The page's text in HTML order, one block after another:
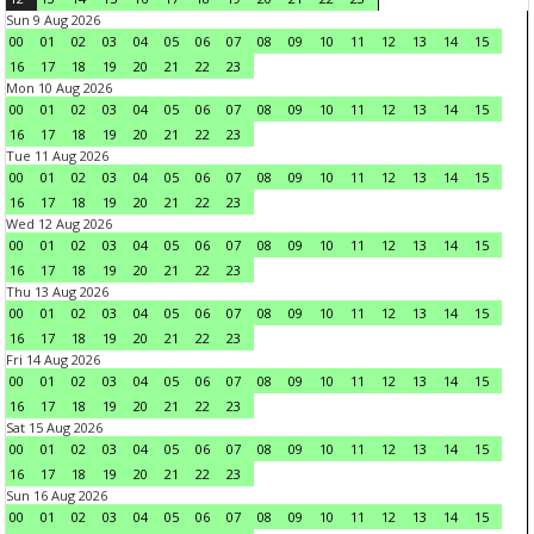
Sun 9 Aug 2026
00
01 02 03 04 05 06 07 08 09 10 11 12 13 14
15
16
17 18 19 20 21 22
23
Mon 10 Aug 2026
00
01 02 03 04 05 06 07 08 09 10 11 12 13 14
15
16
17 18 19 20 21 22
23
Tue 11 Aug 2026
00
01 02 03 04 05 06 07 08 09 10 11 12 13 14
15
16
17 18 19 20 21 22
23
Wed 12 Aug 2026
00
01 02 03 04 05 06 07 08 09 10 11 12 13 14
15
16
17 18 19 20 21 22
23
Thu 13 Aug 2026
00
01 02 03 04 05 06 07 08 09 10 11 12 13 14
15
16
17 18 19 20 21 22
23
Fri 14 Aug 2026
00
01 02 03 04 05 06 07 08 09 10 11 12 13 14
15
16
17 18 19 20 21 22
23
Sat 15 Aug 2026
00
01 02 03 04 05 06 07 08 09 10 11 12 13 14
15
16
17 18 19 20 21 22
23
Sun 16 Aug 2026
00
01 02 03 04 05 06 07 08 09 10 11 12 13 14
15